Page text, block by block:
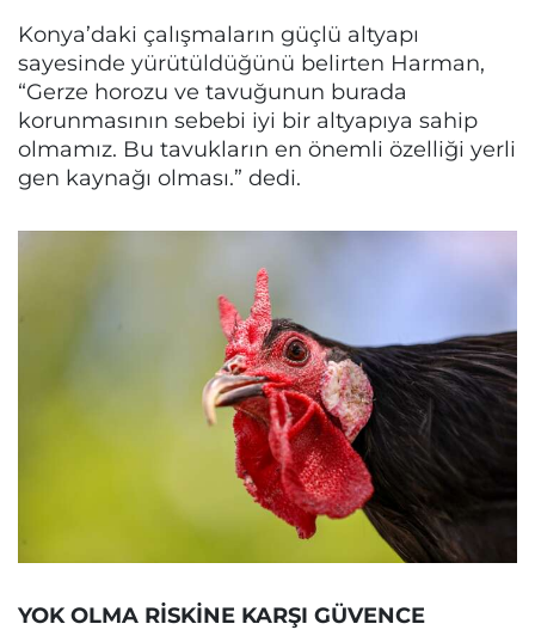
Konya’daki çalışmaların güçlü altyapı
sayesinde yürütüldüğünü belirten Harman,
“Gerze horozu ve tavuğunun burada
korunmasının sebebi iyi bir altyapıya sahip
olmamız. Bu tavukların en önemli özelliği yerli
gen kaynağı olması.” dedi.
YOK OLMA RİSKİNE KARŞI GÜVENCE